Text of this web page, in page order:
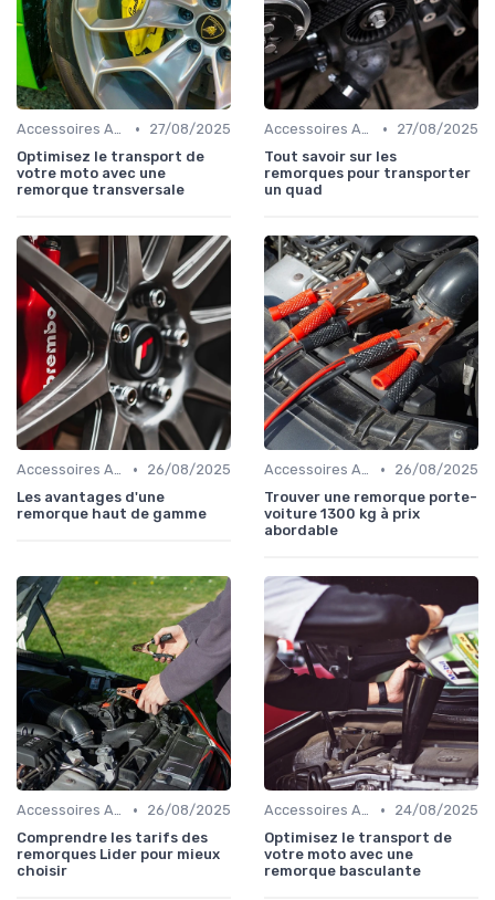
Accessoires Auto •
27/08/2025
Optimisez le transport de
votre moto avec une
remorque transversale
Accessoires Auto •
27/08/2025
Tout savoir sur les
remorques pour transporter
un quad
Accessoires Auto •
26/08/2025
Les avantages d'une
remorque haut de gamme
Accessoires Auto •
26/08/2025
Trouver une remorque porte-
voiture 1300 kg à prix
abordable
Accessoires Auto •
26/08/2025
Comprendre les tarifs des
remorques Lider pour mieux
choisir
Accessoires Auto •
24/08/2025
Optimisez le transport de
votre moto avec une
remorque basculante